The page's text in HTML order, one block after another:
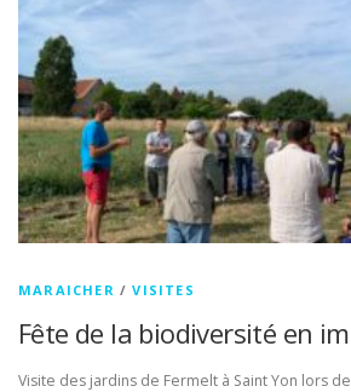
MARAICHER /VISITES
Fête de la biodiversité en
Visite des jardins de Fermelt à Saint Yon lors